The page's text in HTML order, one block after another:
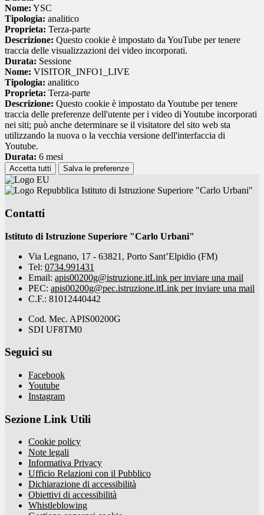
Nome: YSC
Tipologia: analitico
Proprieta: Terza-parte
Descrizione: Questo cookie è impostato da YouTube per tenere
traccia delle visualizzazioni dei video incorporati.
Durata: Sessione
Nome: VISITOR_INFO1_LIVE
Tipologia: analitico
Proprieta: Terza-parte
Descrizione: Questo cookie è impostato da Youtube per tenere
traccia delle preferenze dell'utente per i video di Youtube incorporati
nei siti; può anche determinare se il visitatore del sito web sta
utilizzando la nuova o la vecchia versione dell'interfaccia di
Youtube.
Durata: 6 mesi
Accetta tutti Salva le preferenze
Istituto di Istruzione Superiore "Carlo Urbani"
Contatti
Istituto di Istruzione Superiore "Carlo Urbani"
Via Legnano, 17 - 63821, Porto Sant’Elpidio (FM)
Tel: 0734.991431
Email: apis00200g@istruzione.itLink per inviare una mail
PEC: apis00200g@pec.istruzione.itLink per inviare una mail
C.F.: 81012440442
Cod. Mec. APIS00200G
SDI UF8TM0
Seguici su
Facebook
Youtube
Instagram
Sezione Link Utili
Cookie policy
Note legali
Informativa Privacy
Ufficio Relazioni con il Pubblico
Dichiarazione di accessibilità
Obiettivi di accessibilità
Whistleblowing